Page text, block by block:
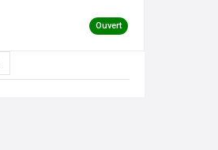
Ouvert